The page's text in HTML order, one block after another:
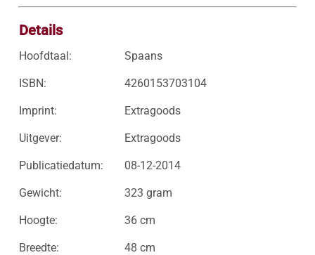
Details
Hoofdtaal: Spaans
ISBN: 4260153703104
Imprint: Extragoods
Uitgever: Extragoods
Publicatiedatum: 08-12-2014
Gewicht: 323 gram
Hoogte: 36 cm
Breedte: 48 cm